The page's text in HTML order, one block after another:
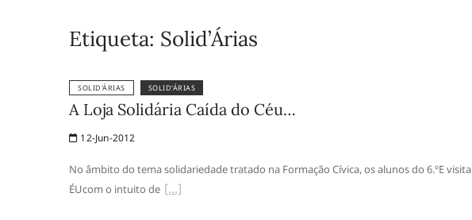
Etiqueta: Solid’Árias
SOLID'ÁRIAS SOLID'ÁRIAS
A Loja Solidária Caída do Céu…
12-Jun-2012
No âmbito do tema solidariedade tratado na Formação Cívica, os alunos do 6.ºE
ÉUcom o intuito de